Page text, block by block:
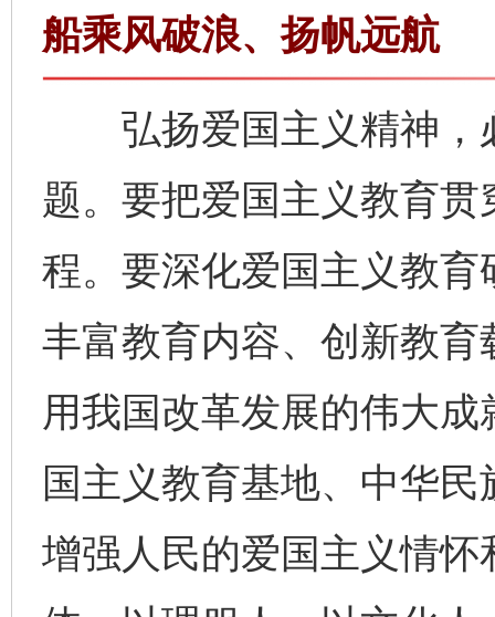
船乘风破浪、扬帆远航
弘扬爱国主义精神，
题。要把爱国主义教育
程。要深化爱国主义教
丰富教育内容、创新教
用我国改革发展的伟大
国主义教育基地、中华
增强人民的爱国主义情